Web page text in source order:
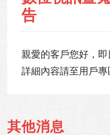
告
親愛的客戶您好，即
詳細內容請至用戶專
其他消息